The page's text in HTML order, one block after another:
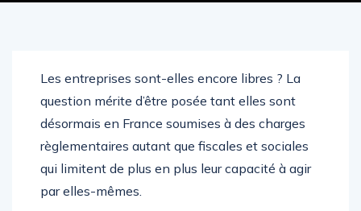
Les entreprises sont-elles encore libres ? La
question mérite d’être posée tant elles sont
désormais en France soumises à des charges
règlementaires autant que fiscales et sociales
qui limitent de plus en plus leur capacité à agir